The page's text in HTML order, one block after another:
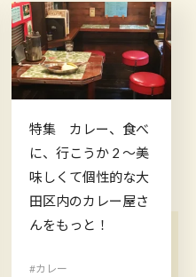
特集 カレー、食べ
に、行こうか 2 〜美
味しくて個性的な大
田区内のカレー屋さ
んをもっと！
#カレー